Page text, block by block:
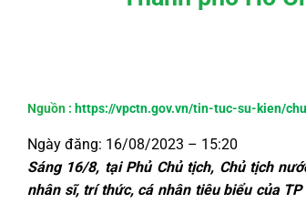
Nguồn : https://vpctn.gov.vn/tin-tuc-su-kien/
Ngày đăng: 16/08/2023 – 15:20
Sáng 16/8, tại Phủ Chủ tịch, Chủ tịch
nhân sĩ, trí thức, cá nhân tiêu biểu của